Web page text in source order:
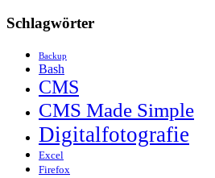
Schlagwörter
Backup
Bash
CMS
CMS Made Simple
Digitalfotografie
Excel
Firefox